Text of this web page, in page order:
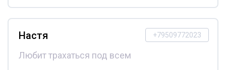
+79509772023
Настя
Любит трахаться под всем